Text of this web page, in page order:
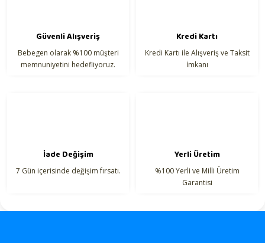
Güvenli Alışveriş
Bebegen olarak %100 müşteri
memnuniyetini hedefliyoruz.
Kredi Kartı
Kredi Kartı ile Alışveriş ve Taksit
İmkanı
İade Değişim
7 Gün içerisinde değişim fırsatı.
Yerli Üretim
%100 Yerli ve Milli Üretim
Garantisi